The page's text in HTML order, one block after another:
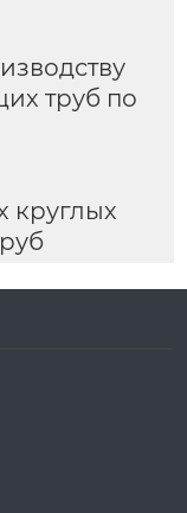
труб по
круглых